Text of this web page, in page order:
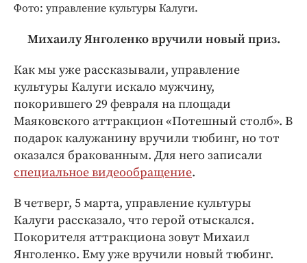
Блоги
Медиаперсона
Интересное чтиво
Клиника года
Бренд года
Работодатель года
Фото: управление культуры Калуги.
Михаилу Янголенко вручили новый приз.
Как мы уже рассказывали, управление
культуры Калуги искало мужчину,
покорившего 29 февраля на площади
Маяковского аттракцион «Потешный столб». В
подарок калужанину вручили тюбинг, но тот
оказался бракованным. Для него записали
специальное видеообращение.
В четверг, 5 марта, управление культуры
Калуги рассказало, что герой отыскался.
Покорителя аттракциона зовут Михаил
Янголенко. Ему уже вручили новый тюбинг.